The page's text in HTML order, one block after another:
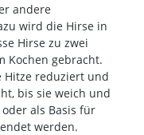
andere
wird die Hirse in
Hirse zu zwei
Kochen gebracht.
Hitze reduziert und
bis sie weich und
als Basis für
werden.